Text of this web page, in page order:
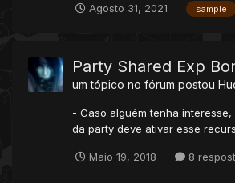
Agosto 31, 2021 sample
Party Shared Exp
um tópico no fórum postou
- Caso alguém tenha
da party deve ativar esse
Maio 19, 2018 8